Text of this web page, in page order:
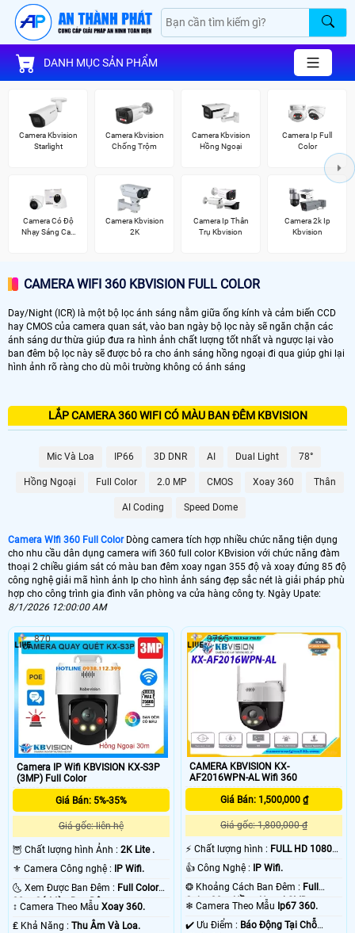
DANH MỤC SẢN PHẨM
Camera Kbvision
Starlight
Camera Kbvision
Chống Trộm
Camera Kbvision
Hồng Ngoại
Camera Ip Full
Color
Camera Có Độ
Nhạy Sáng Cao
Camera Kbvision
2K
Camera Ip Thân
Trụ Kbvision
Camera 2k Ip
Kbvision
CAMERA WIFI 360 KBVISION FULL COLOR
Day/Night (ICR) là một bộ lọc ánh sáng nằm giữa ống kính và cảm biến CCD
hay CMOS của camera quan sát, vào ban ngày bộ lọc này sẽ ngăn chặn các
ánh sáng dư thừa giúp đưa ra hình ảnh chất lượng tốt nhất và ngược lại vào
ban đêm bộ lọc này sẽ được bỏ ra cho ánh sáng hồng ngoại đi qua giúp ghi lại
hình ảnh rõ ràng cho dù môi trường không có ánh sáng
LẮP CAMERA 360 WIFI CÓ MÀU BAN ĐÊM KBVISION
Mic Và Loa IP66 3D DNR AI Dual Light 78°
Hồng Ngoại Full Color 2.0 MP CMOS Xoay 360 Thân
AI Coding Speed Dome
Camera WIfi 360 Full ColorDòng camera tích hợp nhiều chức năng tiện dụng
cho nhu cầu dân dụng camera wifi 360 full color KBvision với chức năng đàm
thoại 2 chiều giám sát có màu ban đêm xoay ngan 355 độ và xoay đứng 85 độ
công nghệ giải mã hình ảnh Ip cho hình ảnh sáng đẹp sắc nét là giải pháp phù
hợp cho công trình gia đình văn phòng va cửa hàng công ty. Ngày Upate:
8/1/2026 12:00:00 AM
Camera IP Wifi KBVISION KX-S3P
(3MP) Full Color
Giá Bán: 5%-35%
Giá gốc: liên hệ
🦉 Chất lượng hình Ảnh : 2K Lite .
⚜️ Camera Công nghệ :
IP Wifi.
🌜 Xem Được Ban Đêm : Full Color
30m Có Màu Ban Ðêm.
↕️ Camera Theo Mẫu Xoay 360.
️₤ Khả Năng : Thu Âm Và Loa.
870
CAMERA KBVISION KX-
AF2016WPN-AL Wifi 360
Giá Bán: 1,500,000 ₫
Giá gốc: 1,800,000 ₫
️⚡ Chất lượng hình : FULL HD 1080P
.
👍 Công Nghệ :
IP Wifi.
❂ Khoảng Cách Ban Đêm : Full
Color 30m Hồng Ngoại SMD.
❄ Camera Theo Mẫu Ip67 360.
️✔️ Ưu Điểm : Báo Động Tại Chỗ
3765